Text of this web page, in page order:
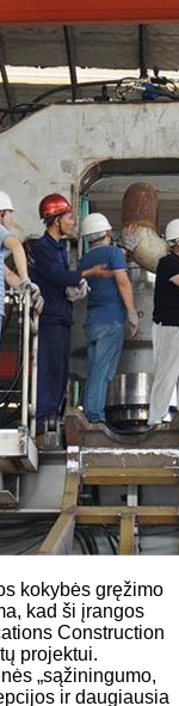
kokybės gręžimo
kad ši įrangos
Construction
projektui.
„sąžiningumo,
ir daugiausia